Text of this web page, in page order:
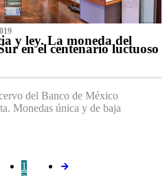
y ley. La moneda del
en el centenario luctuoso
del Banco de México
Monedas única y de baja
1